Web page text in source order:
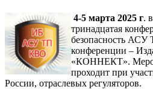
4-5 марта 2025 г.
тринадцатая
безопасность
конференции –
«КОННЕКТ».
проходит при
России, отраслевых регуляторов.